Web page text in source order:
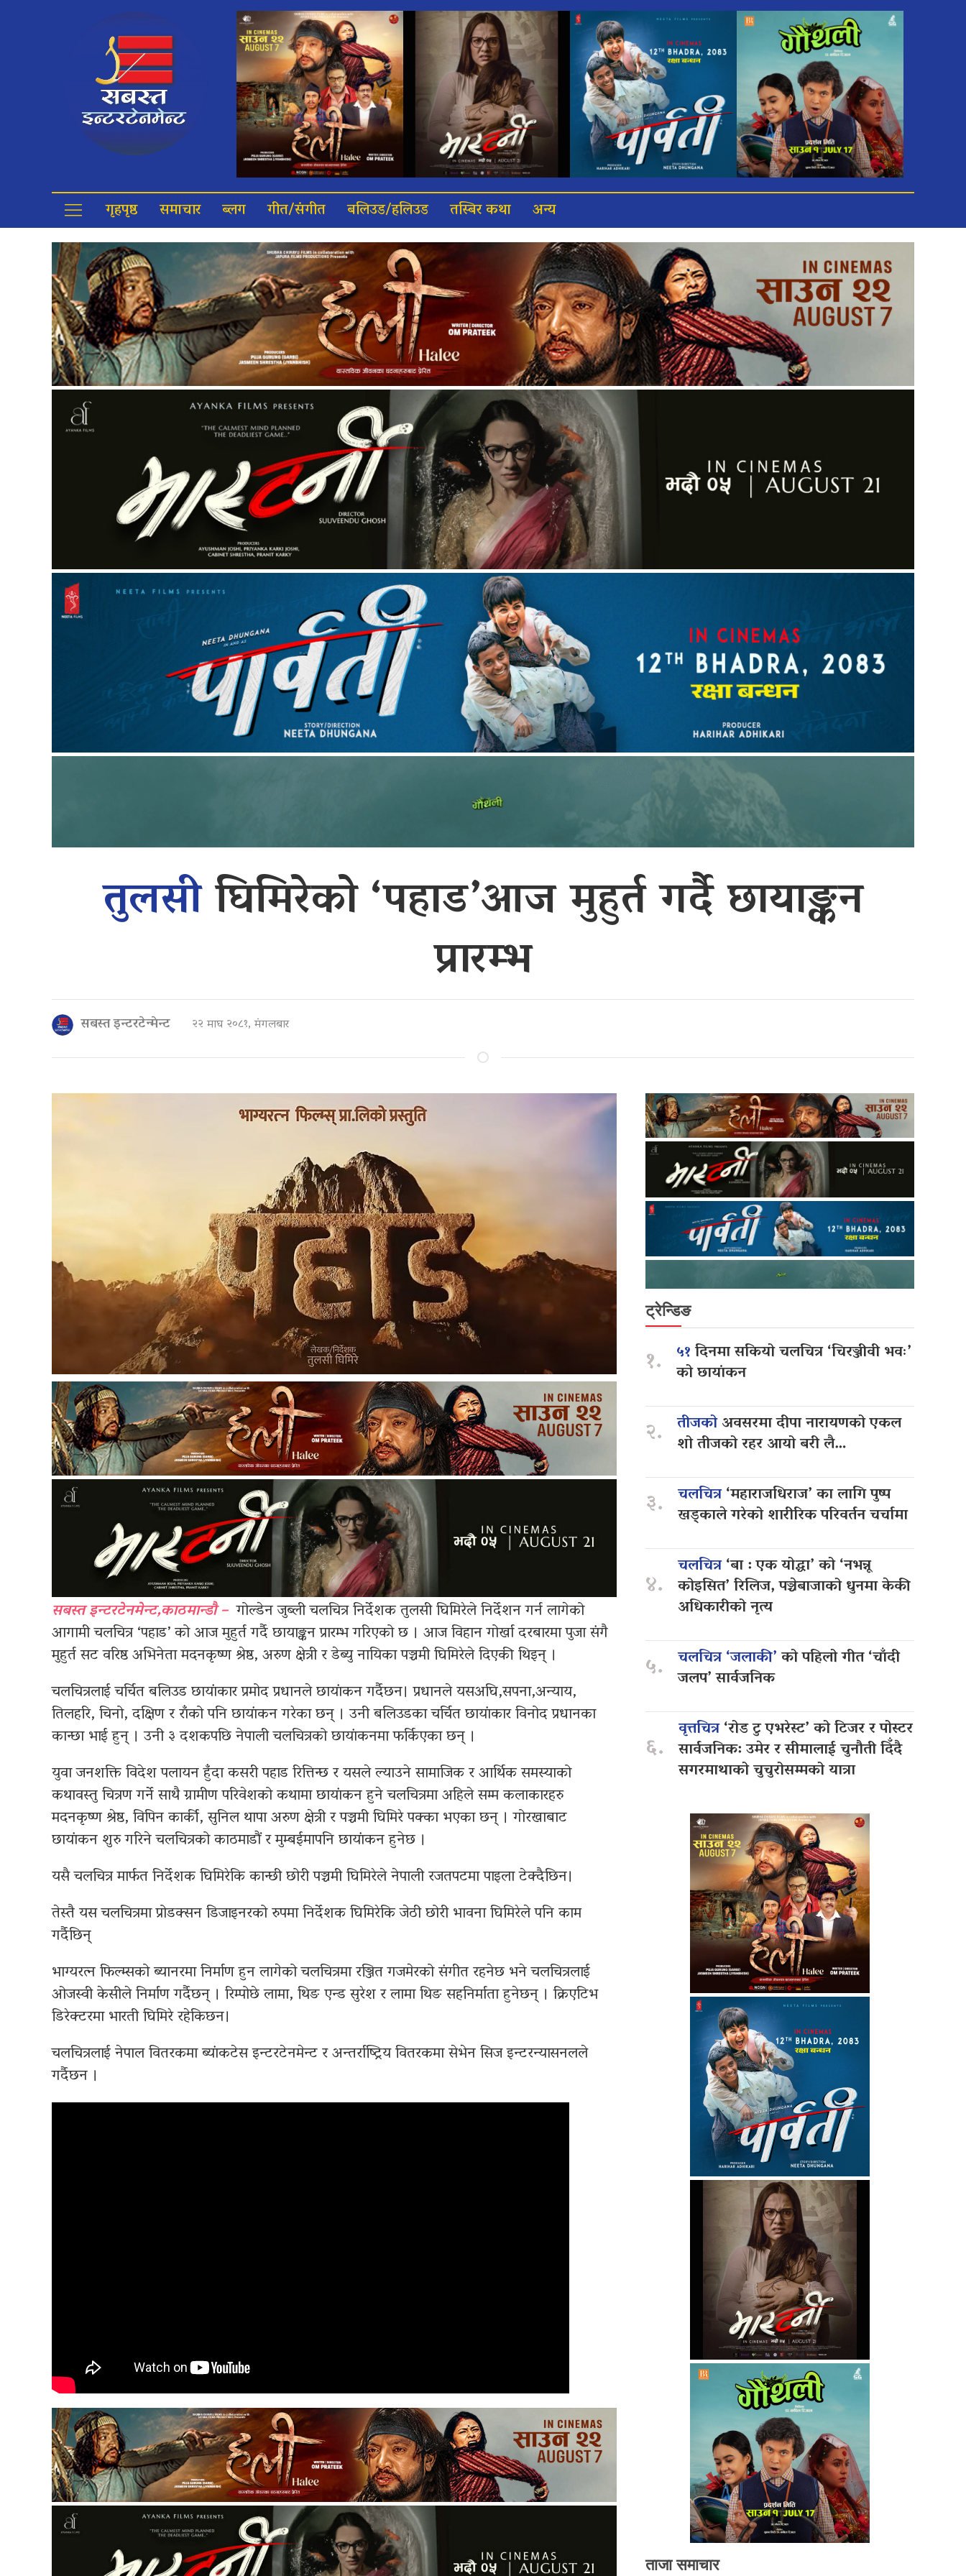
गृहपृष्ठ समाचार ब्लग गीत/संगीत बलिउड/हलिउड तस्बिर कथा अन्य
तुलसीघिमिरेको ‘पहाड’आज मुहुर्त गर्दै छायाङ्कन
प्रारम्भ
सबस्त इन्टरटेन्मेन्ट २२ माघ २०८१, मंगलबार
सबस्त इन्टरटेनमेन्ट,काठमान्डौ –गोल्डेन जुब्ली चलचित्र निर्देशक तुलसी घिमिरेले निर्देशन गर्न लागेको
आगामी चलचित्र ‘पहाड’ को आज मुहुर्त गर्दै छायाङ्कन प्रारम्भ गरिएको छ । आज विहान गोर्खा दरबारमा पुजा संगै
मुहुर्त सट वरिष्ठ अभिनेता मदनकृष्ण श्रेष्ठ, अरुण क्षेत्री र डेब्यु नायिका पञ्चमी घिमिरेले दिएकी थिइन् ।
चलचित्रलाई चर्चित बलिउड छायांकार प्रमोद प्रधानले छायांकन गर्दैछन। प्रधानले यसअघि,सपना,अन्याय,
तिलहरि, चिनो, दक्षिण र राँको पनि छायांकन गरेका छन् । उनी बलिउडका चर्चित छायांकार विनोद प्रधानका
कान्छा भाई हुन् । उनी ३ दशकपछि नेपाली चलचित्रको छायांकनमा फर्किएका छन् ।
युवा जनशक्ति विदेश पलायन हुँदा कसरी पहाड रित्तिन्छ र यसले ल्याउने सामाजिक र आर्थिक समस्याको
कथावस्तु चित्रण गर्ने साथै ग्रामीण परिवेशको कथामा छायांकन हुने चलचित्रमा अहिले सम्म कलाकारहरु
मदनकृष्ण श्रेष्ठ, विपिन कार्की, सुनिल थापा अरुण क्षेत्री र पञ्चमी घिमिरे पक्का भएका छन् । गोरखाबाट
छायांकन शुरु गरिने चलचित्रको काठमाडौं र मुम्बईमापनि छायांकन हुनेछ ।
यसै चलचित्र मार्फत निर्देशक घिमिरेकि कान्छी छोरी पञ्चमी घिमिरेले नेपाली रजतपटमा पाइला टेक्दैछिन।
तेस्तै यस चलचित्रमा प्रोडक्सन डिजाइनरको रुपमा निर्देशक घिमिरेकि जेठी छोरी भावना घिमिरेले पनि काम
गर्दैछिन्
भाग्यरत्न फिल्म्सको ब्यानरमा निर्माण हुन लागेको चलचित्रमा रञ्जित गजमेरको संगीत रहनेछ भने चलचित्रलाई
ओजस्वी केसीले निर्माण गर्दैछन् । रिम्पोछे लामा, थिङ एन्ड सुरेश र लामा थिङ सहनिर्माता हुनेछन् । क्रिएटिभ
डिरेक्टरमा भारती घिमिरे रहेकिछन।
चलचित्रलाई नेपाल वितरकमा ब्यांकटेस इन्टरटेनमेन्ट र अन्तर्राष्ट्रिय वितरकमा सेभेन सिज इन्टरन्यासनलले
गर्दैछन ।
ट्रेन्डिङ
१. ५१दिनमा सकियो चलचित्र ‘चिरञ्जीवी भवः’
को छायांकन
२. तीजकोअवसरमा दीपा नारायणको एकल
शो तीजको रहर आयो बरी लै…
३. चलचित्र‘महाराजधिराज’ का लागि पुष्प
खड्काले गरेको शारीरिक परिवर्तन चर्चामा
४.
चलचित्र‘बा : एक योद्धा’ को ‘नभन्नू
कोइसित’ रिलिज, पञ्चेबाजाको धुनमा केकी
अधिकारीको नृत्य
५. चलचित्र ‘जलाकी’को पहिलो गीत ‘चाँदी
जलप’ सार्वजनिक
६.
वृत्तचित्र‘रोड टु एभरेस्ट’ को टिजर र पोस्टर
सार्वजनिक: उमेर र सीमालाई चुनौती दिँदै
सगरमाथाको चुचुरोसम्मको यात्रा
ताजा समाचार